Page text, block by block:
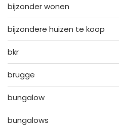
bijzonder wonen
bijzondere huizen te koop
bkr
brugge
bungalow
bungalows